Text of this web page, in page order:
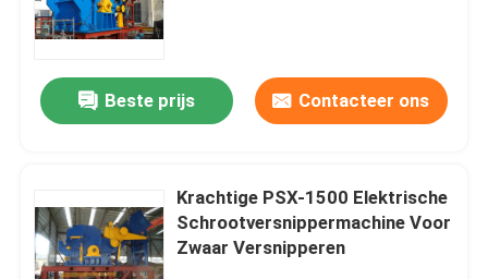
Beste prijs Contacteer ons
Krachtige PSX-1500 Elektrische
Schrootversnippermachine Voor
Zwaar Versnipperen